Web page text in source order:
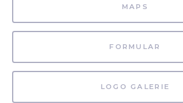
MAPS
FORMULAR
LOGO GALERIE